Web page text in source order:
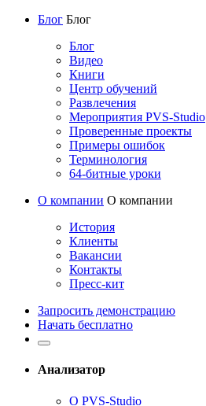
Блог Блог
Блог
Видео
Книги
Центр обучений
Развлечения
Мероприятия PVS-Studio
Проверенные проекты
Примеры ошибок
Терминология
64-битные уроки
О компании О компании
История
Клиенты
Вакансии
Контакты
Пресс-кит
Запросить демонстрацию
Начать бесплатно
Анализатор
О PVS-Studio